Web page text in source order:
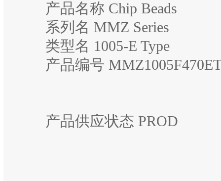
产品名称 Chip Beads
系列名 MMZ Series
类型名 1005-E Type
产品编号
产品供应状态 PROD